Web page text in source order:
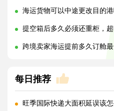
海运货物可以中途更改目的港吗，改港
提空箱后多久必须还重柜，超时产生占
跨境卖家海运提前多久订舱最合适，旺
每日推荐
旺季国际快递大面积延误该怎么